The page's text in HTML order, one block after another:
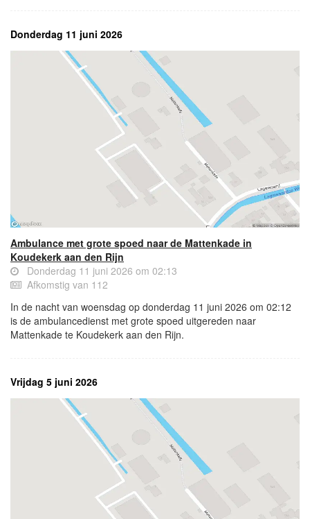
Donderdag 11 juni 2026
Ambulance met grote spoed naar de Mattenkade in
Koudekerk aan den Rijn
Donderdag 11 juni 2026 om 02:13
Afkomstig van 112
In de nacht van woensdag op donderdag 11 juni 2026 om 02:12
is de ambulancedienst met grote spoed uitgereden naar
Mattenkade te Koudekerk aan den Rijn.
Vrijdag 5 juni 2026